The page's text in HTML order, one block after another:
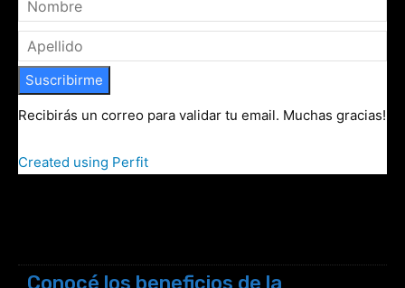
Suscribirme
Recibirás un correo para validar tu email. Muchas gracias!
Created using Perfit
Conocé los beneficios de la